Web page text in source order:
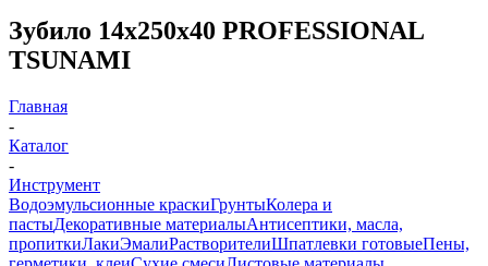
Зубило 14x250x40 PROFESSIONAL
TSUNAMI
Главная
-
Каталог
-
Инструмент
Водоэмульсионные краскиГрунтыКолера и
пастыДекоративные материалыАнтисептики, масла,
пропиткиЛакиЭмалиРастворителиШпатлевки готовыеПены,